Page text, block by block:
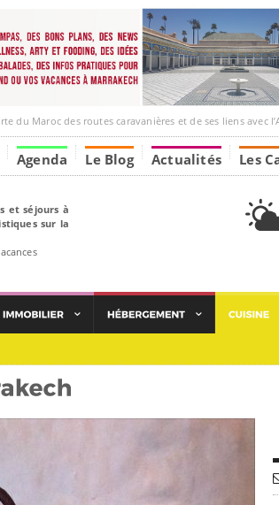
routes caravanières et de ses liens avec l’Afrique de l’Ouest,
Agenda Le Blog Actualités Les
et séjours à
sur la